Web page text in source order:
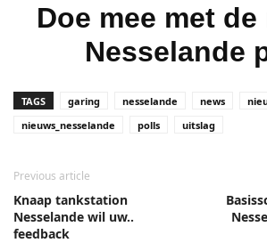
Doe mee met
Nesselande
TAGS garing nesselande news
nieuws_nesselande
polls uitslag
Previous article
Knaap tankstation
Nesselande wil uw..
feedback